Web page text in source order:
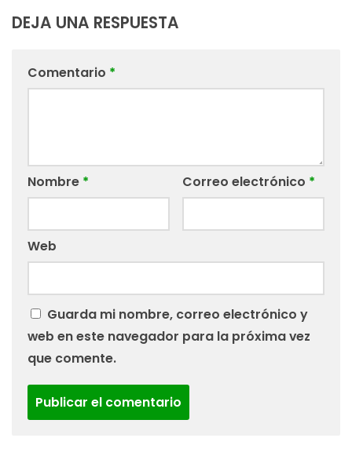
DEJA UNA RESPUESTA
Comentario *
Nombre * Correo electrónico *
Web
Guarda mi nombre, correo electrónico y
web en este navegador para la próxima vez
que comente.